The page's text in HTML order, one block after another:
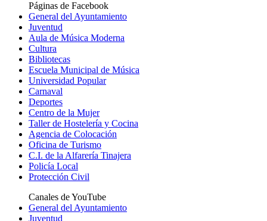
Páginas de Facebook
General del Ayuntamiento
Juventud
Aula de Música Moderna
Cultura
Bibliotecas
Escuela Municipal de Música
Universidad Popular
Carnaval
Deportes
Centro de la Mujer
Taller de Hostelería y Cocina
Agencia de Colocación
Oficina de Turismo
C.I. de la Alfarería Tinajera
Policía Local
Protección Civil
Canales de YouTube
General del Ayuntamiento
Juventud